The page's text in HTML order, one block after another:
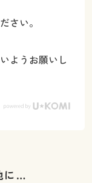
さい。
ようお願いし
に…